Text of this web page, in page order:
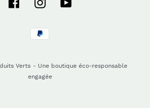
FacebookInstagramYouTube
Moyens
de
Verts - Une boutique éco-responsable
engagée